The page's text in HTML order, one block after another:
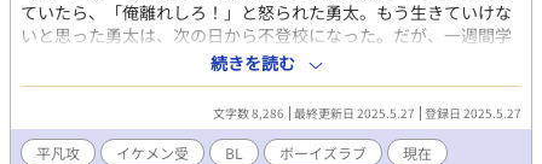
人懐こい影のある陽キャ(16)
ていたら、「俺離れしろ！」と怒られた勇太。もう生きていけな
いと思った勇太は、次の日から不登校になった。だが、一週間学
校を休んだころ、幼馴染が心配して様子を見に来てくれた。大喜
びした勇太は暴走し始めるのだった。 ノンケ攻が受に狙われるお
話です。受は攻のことを世界一カッコいいと思っているけど、実
は平凡顔です。受はとろけるようなイケメンだけど自覚なし。最
後までしていません。 宜しくお願いします
続きを読む
文字数 8,286 最終更新日 2025.5.27 登録日 2025.5.27
平凡攻 イケメン受 BL ボーイズラブ
現在